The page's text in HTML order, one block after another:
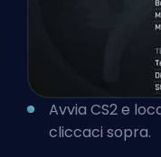
Avvia CS2 e
cliccaci sopra.